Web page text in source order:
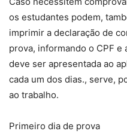
os estudantes podem,
imprimir a declaração de
prova, informando o CPF e
deve ser apresentada ao
cada um dos dias., serve,
ao trabalho.
Primeiro dia de prova